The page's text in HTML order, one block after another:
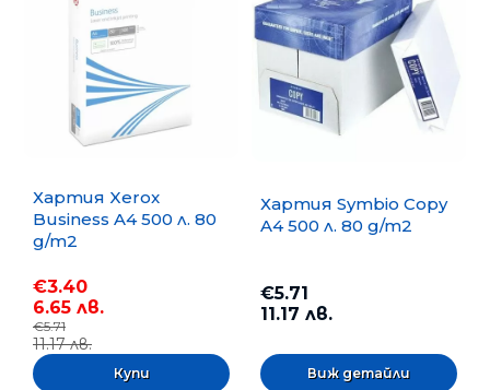
Хартия Xerox
Business A4 500 л. 80
g/m2
€3.40
6.65 лв.
€5.71
11.17 лв.
Хартия Symbio Copy
A4 500 л. 80 g/m2
€5.71
11.17 лв.
Виж детайли